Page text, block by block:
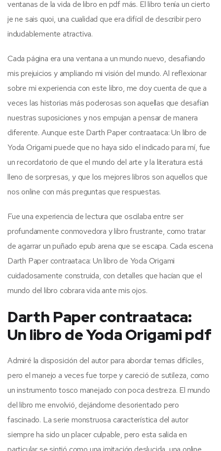
ventanas de la vida de libro en pdf más. El libro tenía un cierto
je ne sais quoi, una cualidad que era difícil de describir pero
indudablemente atractiva.
Cada página era una ventana a un mundo nuevo, desafiando
mis prejuicios y ampliando mi visión del mundo. Al reflexionar
sobre mi experiencia con este libro, me doy cuenta de que a
veces las historias más poderosas son aquellas que desafían
nuestras suposiciones y nos empujan a pensar de manera
diferente. Aunque este Darth Paper contraataca: Un libro de
Yoda Origami puede que no haya sido el indicado para mí, fue
un recordatorio de que el mundo del arte y la literatura está
lleno de sorpresas, y que los mejores libros son aquellos que
nos online con más preguntas que respuestas.
Fue una experiencia de lectura que oscilaba entre ser
profundamente conmovedora y libro frustrante, como tratar
de agarrar un puñado epub arena que se escapa. Cada escena
Darth Paper contraataca: Un libro de Yoda Origami
cuidadosamente construida, con detalles que hacían que el
mundo del libro cobrara vida ante mis ojos.
Darth Paper contraataca:
Un libro de Yoda Origami pdf
Admiré la disposición del autor para abordar temas difíciles,
pero el manejo a veces fue torpe y careció de sutileza, como
un instrumento tosco manejado con poca destreza. El mundo
del libro me envolvió, dejándome desorientado pero
fascinado. La serie monstruosa característica del autor
siempre ha sido un placer culpable, pero esta salida en